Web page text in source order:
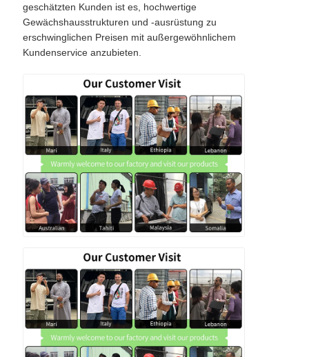
geschätzten Kunden ist es, hochwertige
Gewächshausstrukturen und -ausrüstung zu
erschwinglichen Preisen mit außergewöhnlichem
Kundenservice anzubieten.